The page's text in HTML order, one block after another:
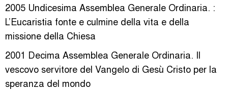
2005 Undicesima Assemblea Generale Ordinaria. :
L’Eucaristia fonte e culmine della vita e della
missione della Chiesa
2001 Decima Assemblea Generale Ordinaria. Il
vescovo servitore del Vangelo di Gesù Cristo per la
speranza del mondo